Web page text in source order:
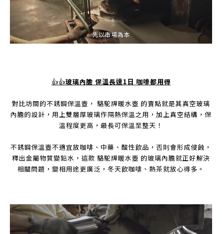
👍👍玻璃內膽 保溫長達1 日 咖啡都用得
對比坊間的不銹鋼保溫壺， 駱駝牌暖水壺 的賣點就是其真空玻璃
內膽的設計，用上雙層厚玻璃作隔熱保溫之用，加上真空結構，保
溫程度更高，最長可保溫至整天！
不銹鋼保溫壺不適宜放咖啡、中藥、酸性飲品，否則會形成侵蝕，
釋出金屬物質變鉛水，這款 駱駝牌暖水壺 的玻璃內膽就正好解決
相關問題，變相用途更廣泛，冬天飲咖啡、熱茶就放心得多。